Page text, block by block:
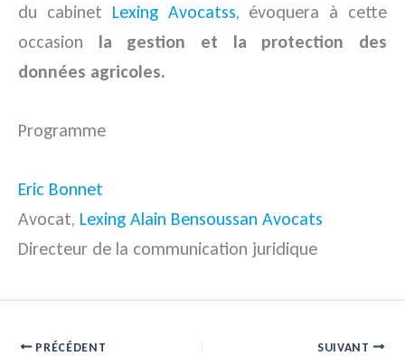
du cabinet Lexing Avocatss, évoquera à cette
occasion la gestion et la protection des
données agricoles.
Programme
Eric Bonnet
Avocat, Lexing Alain Bensoussan Avocats
Directeur de la communication juridique
PRÉCÉDENT SUIVANT